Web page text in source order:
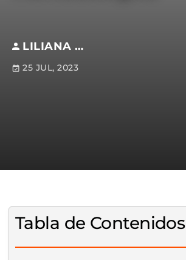
LILIANA BRETÓN
25 JUL, 2023
Tabla de Contenidos